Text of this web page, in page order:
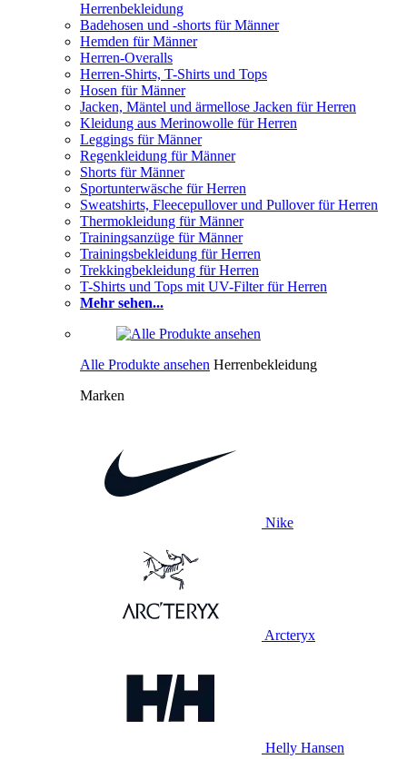
Herrenbekleidung
Badehosen und -shorts für Männer
Hemden für Männer
Herren-Overalls
Herren-Shirts, T-Shirts und Tops
Hosen für Männer
Jacken, Mäntel und ärmellose Jacken für Herren
Kleidung aus Merinowolle für Herren
Leggings für Männer
Regenkleidung für Männer
Shorts für Männer
Sportunterwäsche für Herren
Sweatshirts, Fleecepullover und Pullover für Herren
Thermokleidung für Männer
Trainingsanzüge für Männer
Trainingsbekleidung für Herren
Trekkingbekleidung für Herren
T-Shirts und Tops mit UV-Filter für Herren
Mehr sehen...
Alle Produkte ansehen Herrenbekleidung
Marken
Nike
Arcteryx
Helly Hansen